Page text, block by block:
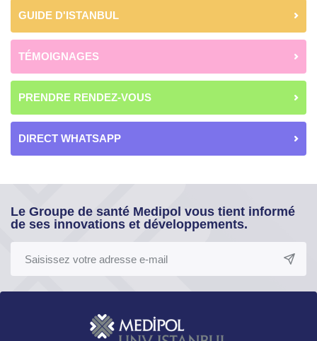
GUIDE D'ISTANBUL
TÉMOIGNAGES
PRENDRE RENDEZ-VOUS
DIRECT WHATSAPP
Le Groupe de santé Medipol vous tient informé
de ses innovations et développements.